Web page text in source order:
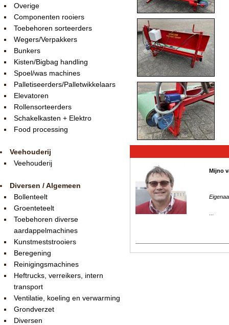
Overige
Componenten rooiers
Toebehoren sorteerders
Wegers/Verpakkers
Bunkers
Kisten/Bigbag handling
Spoel/was machines
Palletiseerders/Palletwikkelaars
Elevatoren
Rollensorteerders
Schakelkasten + Elektro
Food processing
Veehouderij
Veehouderij
Diversen / Algemeen
Bollenteelt
Groenteteelt
Toebehoren diverse
aardappelmachines
Kunstmeststrooiers
Beregening
Reinigingsmachines
Heftrucks, verreikers, intern
transport
Ventilatie, koeling en verwarming
Grondverzet
Diversen
Mijno